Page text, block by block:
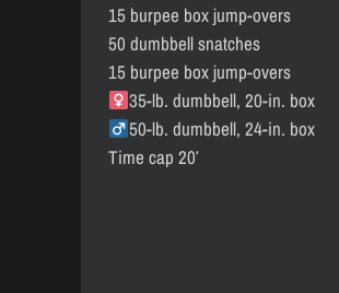
15 burpee box jump-overs
50 dumbbell snatches
15 burpee box jump-overs
35-lb. dumbbell, 20-in. box
50-lb. dumbbell, 24-in. box
Time cap 20′